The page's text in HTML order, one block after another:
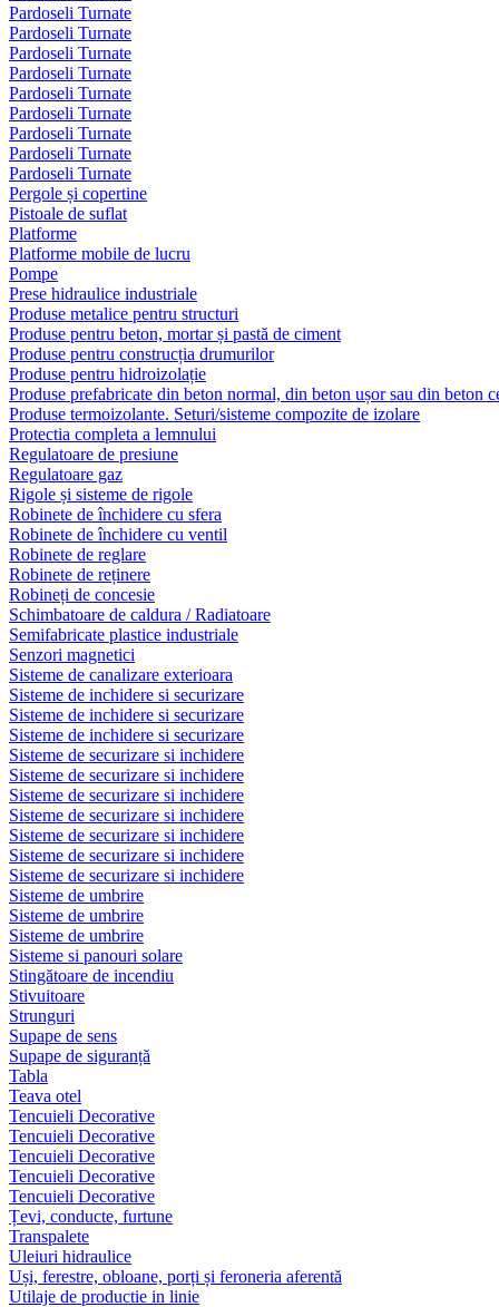
Pardoseli Turnate
Pardoseli Turnate
Pardoseli Turnate
Pardoseli Turnate
Pardoseli Turnate
Pardoseli Turnate
Pardoseli Turnate
Pardoseli Turnate
Pardoseli Turnate
Pergole și copertine
Pistoale de suflat
Platforme
Platforme mobile de lucru
Pompe
Prese hidraulice industriale
Produse metalice pentru structuri
Produse pentru beton, mortar și pastă de ciment
Produse pentru construcția drumurilor
Produse pentru hidroizolație
Produse prefabricate din beton normal, din beton ușor sau din beton
Produse termoizolante. Seturi/sisteme compozite de izolare
Protectia completa a lemnului
Regulatoare de presiune
Regulatoare gaz
Rigole și sisteme de rigole
Robinete de închidere cu sfera
Robinete de închidere cu ventil
Robinete de reglare
Robinete de reținere
Robineți de concesie
Schimbatoare de caldura / Radiatoare
Semifabricate plastice industriale
Senzori magnetici
Sisteme de canalizare exterioara
Sisteme de inchidere si securizare
Sisteme de inchidere si securizare
Sisteme de inchidere si securizare
Sisteme de securizare si inchidere
Sisteme de securizare si inchidere
Sisteme de securizare si inchidere
Sisteme de securizare si inchidere
Sisteme de securizare si inchidere
Sisteme de securizare si inchidere
Sisteme de securizare si inchidere
Sisteme de umbrire
Sisteme de umbrire
Sisteme de umbrire
Sisteme si panouri solare
Stingătoare de incendiu
Stivuitoare
Strunguri
Supape de sens
Supape de siguranță
Tabla
Teava otel
Tencuieli Decorative
Tencuieli Decorative
Tencuieli Decorative
Tencuieli Decorative
Tencuieli Decorative
Țevi, conducte, furtune
Transpalete
Uleiuri hidraulice
Uși, ferestre, obloane, porți și feroneria aferentă
Utilaje de productie in linie